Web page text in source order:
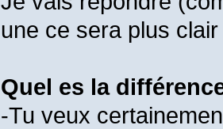
une ce sera plus
Quel es la
-Tu veux